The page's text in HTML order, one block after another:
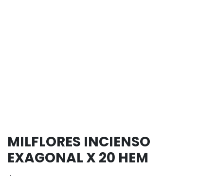
MILFLORES INCIENSO
EXAGONAL X 20 HEM